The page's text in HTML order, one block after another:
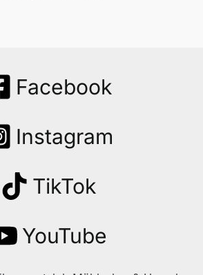
Facebook
Instagram
TikTok
YouTube